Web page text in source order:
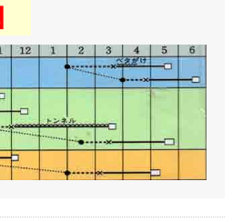
820株
8.2株
〜0.025ml